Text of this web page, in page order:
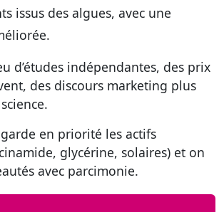
issus des algues, avec une
d’études indépendantes, des prix
des discours marketing plus
en priorité les actifs
glycérine, solaires) et on
avec parcimonie.